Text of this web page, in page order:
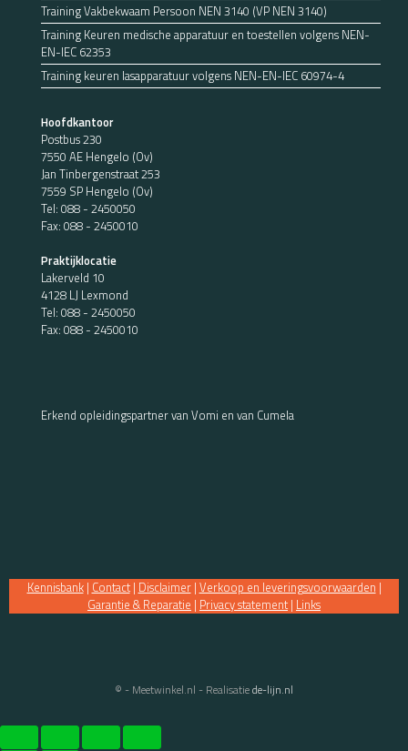
Training Vakbekwaam Persoon NEN 3140 (VP NEN 3140)
Training Keuren medische apparatuur en toestellen volgens NEN-
EN-IEC 62353
Training keuren lasapparatuur volgens NEN-EN-IEC 60974-4
Hoofdkantoor
Postbus 230
7550 AE Hengelo (Ov)
Jan Tinbergenstraat 253
7559 SP Hengelo (Ov)
Tel: 088 - 2450050
Fax: 088 - 2450010
Praktijklocatie
Lakerveld 10
4128 LJ Lexmond
Tel: 088 - 2450050
Fax: 088 - 2450010
Erkend opleidingspartner van Vomi en van Cumela
Kennisbank| Contact| Disclaimer| Verkoop en leveringsvoorwaarden |
Garantie & Reparatie | Privacy statement | Links
© - Meetwinkel.nl - Realisatiede-lijn.nl